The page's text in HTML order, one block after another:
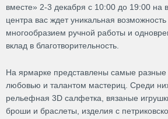
вместе» 2-3 декабря с 10:00 до 19:00 на
центра вас ждет уникальная
многообразием ручной работы и
вклад в благотворительность.
На ярмарке представлены самые разные
любовью и талантом мастериц. Среди
рельефная 3D салфетка, вязаные
броши и браслеты, изделия с